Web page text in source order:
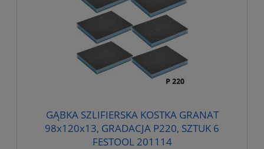
GĄBKA SZLIFIERSKA KOSTKA GRANAT
98x120x13, GRADACJA P220, SZTUK 6
FESTOOL 201114